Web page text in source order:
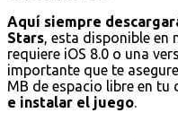
Aquí siempre
Stars, esta disponible en
requiere iOS 8.0 o una
importante que te
MB de espacio libre en
e instalar el juego.